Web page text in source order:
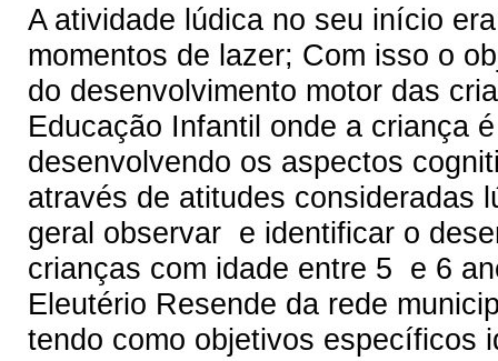
A atividade lúdica no seu início
momentos de lazer; Com isso o
do desenvolvimento motor das
Educação Infantil onde a criança
desenvolvendo os aspectos
através de atitudes consideradas
geral observar e identificar o
crianças com idade entre 5 e 6
Eleutério Resende da rede
tendo como objetivos específicos